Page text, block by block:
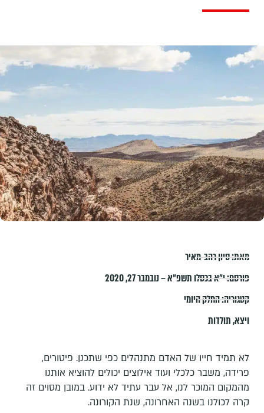
מאת:סיון רהב-מאיר
פורסם:י״א בכסלו תשפ״א – נובמבר 27, 2020
קטגוריה:החלק היומי
ויצא,תולדות
לא תמיד חייו של האדם מתנהלים כפי שתכנן. פיטורים,
פרידה, משבר כלכלי ועוד אילוצים יכולים להוציא אותנו
מהמקום המוכר לנו, אל עבר עתיד לא ידוע. במובן מסוים זה
קרה לכולנו בשנה האחרונה, שנת הקורונה.